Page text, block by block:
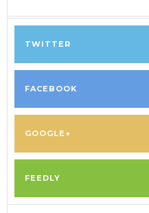
TWITTER
FACEBOOK
GOOGLE+
FEEDLY